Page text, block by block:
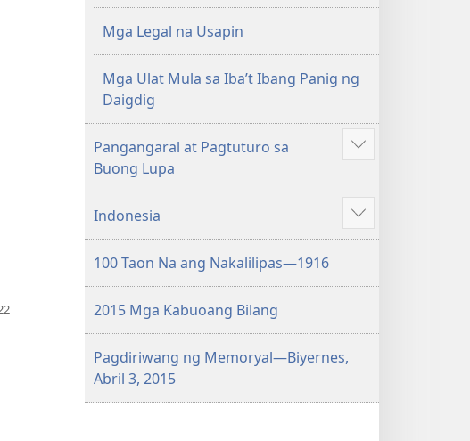
Mga Legal na Usapin
Mga Ulat Mula sa Iba’t Ibang Panig ng
Daigdig
Pangangaral at Pagtuturo sa
Buong Lupa
Ipakita
iba
pa
Indonesia
Ipakita
ang
pa
100 Taon Na ang Nakalilipas—1916
2015 Mga Kabuoang Bilang
Pagdiriwang ng Memoryal​—Biyernes,
Abril 3, 2015